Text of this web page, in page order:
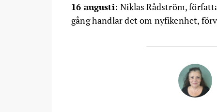
16 augusti:Niklas Rådström,
gång handlar det om nyfikenhet,